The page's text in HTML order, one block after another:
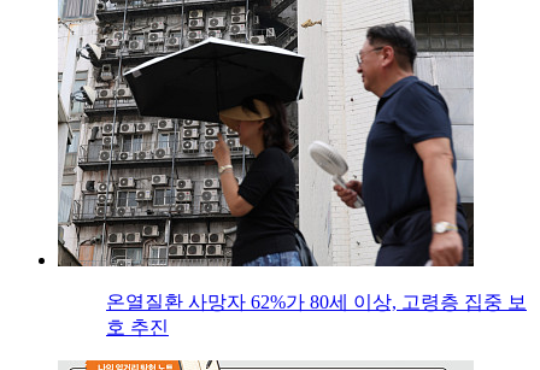
온열질환 사망자 62%가 80세 이상, 고령층 집중 보
호 추진